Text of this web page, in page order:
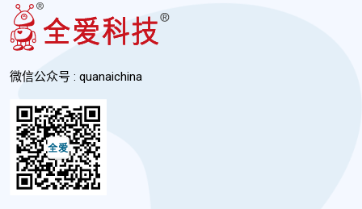
微信公众号 : quanaichina